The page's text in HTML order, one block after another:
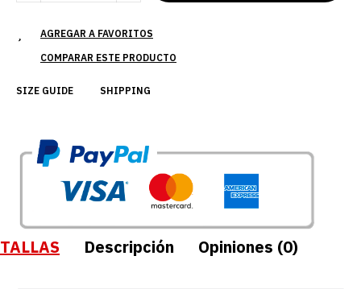
AGREGAR A FAVORITOS
COMPARAR ESTE PRODUCTO
SIZE GUIDE SHIPPING
TALLAS Descripción Opiniones (0)